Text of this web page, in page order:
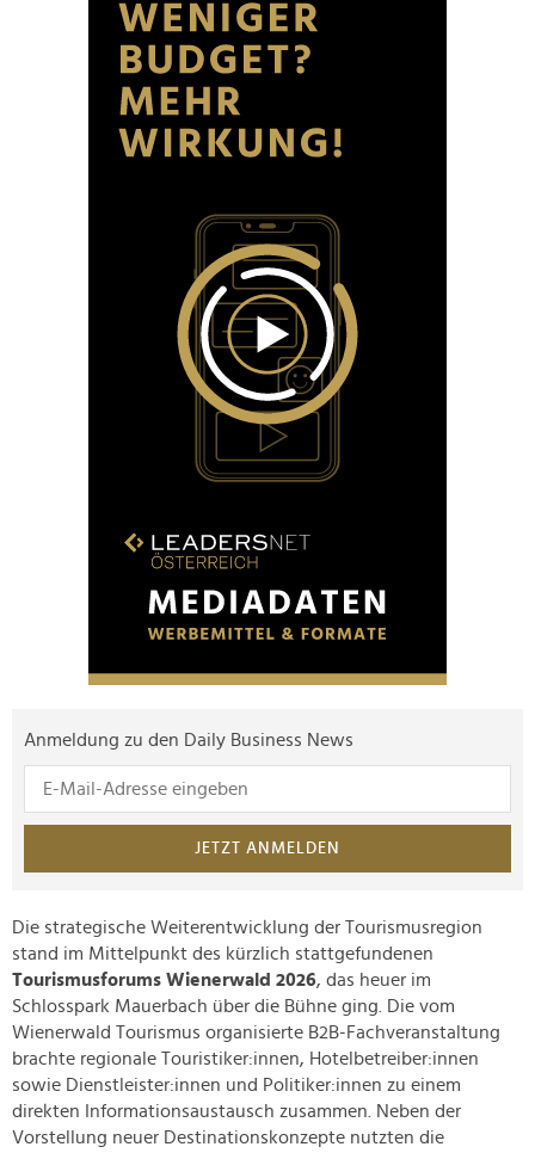
Anmeldung zu den Daily Business News
JETZT ANMELDEN
Die strategische Weiterentwicklung der Tourismusregion
stand im Mittelpunkt des kürzlich stattgefundenen
Tourismusforums Wienerwald 2026, das heuer im
Schlosspark Mauerbach über die Bühne ging. Die vom
Wienerwald Tourismus organisierte B2B-Fachveranstaltung
brachte regionale Touristiker:innen, Hotelbetreiber:innen
sowie Dienstleister:innen und Politiker:innen zu einem
direkten Informationsaustausch zusammen. Neben der
Vorstellung neuer Destinationskonzepte nutzten die